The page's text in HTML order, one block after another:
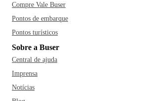
Compre Vale Buser
Pontos de embarque
Pontos turísticos
Sobre a Buser
Central de ajuda
Imprensa
Notícias